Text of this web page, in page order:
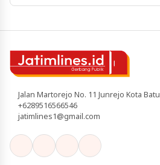
Jalan Martorejo No. 11 Junrejo Kota Batu
+6289516566546
jatimlines1@gmail.com